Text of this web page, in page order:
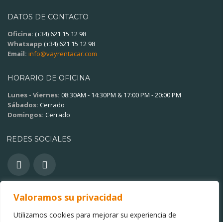
Valoramos su privacidad
Utilizamos cookies para mejorar su experiencia de
DATOS DE CONTACTO
Oficina: (+34) 621 15 12 98
Whatsapp (+34) 621 15 12 98
Email: info@vayrentacar.com
HORARIO DE OFICINA
Lunes - Viernes: 08:30AM - 14:30PM & 17:00 PM - 20:00 PM
Sábados: Cerrado
Domingos: Cerrado
REDES SOCIALES
OTROS ENLACES
Política de privacidad